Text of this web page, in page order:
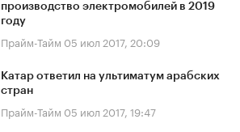
производство электромобилей в 2019
году
Прайм-Тайм 05 июл 2017, 20:09
Катар ответил на ультиматум арабских
стран
Прайм-Тайм 05 июл 2017, 19:47